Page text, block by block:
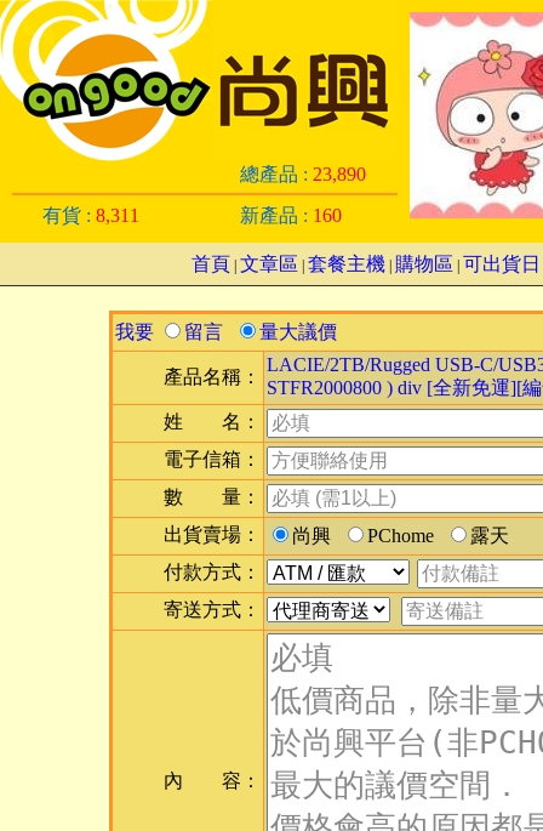
總產品 : 23,890
有貨 : 8,311 新產品 : 160
首頁 文章區 套餐主機| 購物區 可出貨日
我要 留言 量大議價
產品名稱：
LACIE/2TB/Rugged USB-C/
STFR2000800 ) div [全新免運][
姓 名：
電子信箱：
數 量：
出貨賣場：
尚興 PChome
露天
付款方式：
寄送方式：
內 容：